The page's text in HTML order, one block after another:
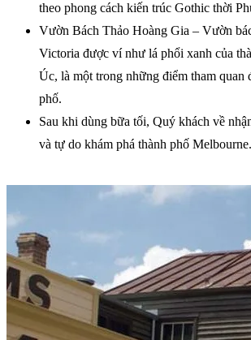
theo phong cách kiến trúc Gothic thời
Vườn Bách Thảo Hoàng Gia – Vườn
Victoria được ví như lá phổi xanh của
Úc, là một trong những điểm tham quan
phố.
Sau khi dùng bữa tối, Quý khách về
và tự do khám phá thành phố Melbourne.